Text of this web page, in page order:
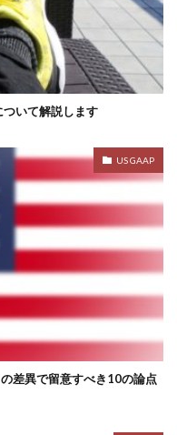
いて解説します
US GAAP
差異で留意すべき10の論点